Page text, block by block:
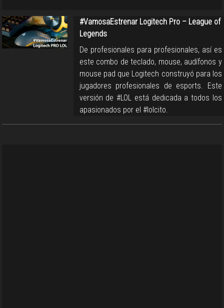
#VamosaEstrenar Logitech Pro – League of
Legends
De profesionales para profesionales, así es
este combo de teclado, mouse, audífonos y
mouse pad que Logitech construyó para los
jugadores profesionales de esports. Este
versión de #LOL está dedicada a todos los
apasionados por el #lolcito.